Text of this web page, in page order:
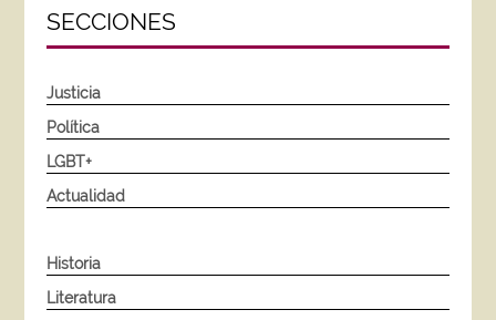
SECCIONES
Justicia
Política
LGBT+
Actualidad
Historia
Literatura